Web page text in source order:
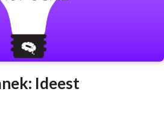
Ideest